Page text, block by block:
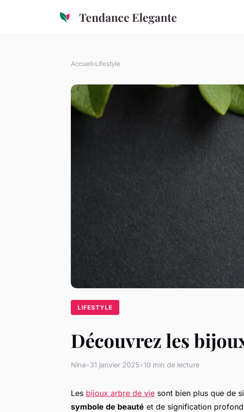
Tendance Elegante
Accueil›Lifestyle
LIFESTYLE
Découvrez les
Nina•31 janvier 2025•10 min de lecture
Les bijoux arbre de vie sont bien plus que de
symbole de beauté et de signification